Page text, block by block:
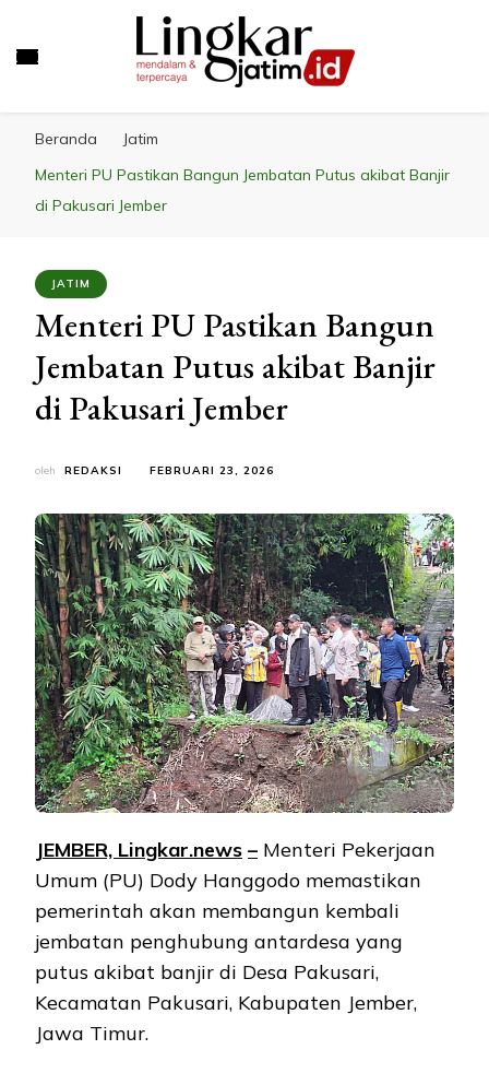
Beranda
Jatim
Menteri PU Pastikan Bangun Jembatan Putus akibat Banjir
di Pakusari Jember
JATIM
Menteri PU Pastikan Bangun
Jembatan Putus akibat Banjir
di Pakusari Jember
oleh REDAKSI FEBRUARI 23, 2026
JEMBER, Lingkar.news – Menteri Pekerjaan
Umum (PU) Dody Hanggodo memastikan
pemerintah akan membangun kembali
jembatan penghubung antardesa yang
putus akibat banjir di Desa Pakusari,
Kecamatan Pakusari, Kabupaten Jember,
Jawa Timur.